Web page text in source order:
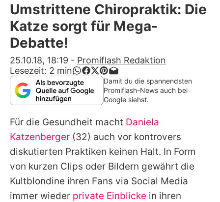
Alle Themen auf Promiflash
App runterladen
Team
Redaktionelle Richtlinien
Impressum
Datenschutzerklärung
Nutzungsbedingungen
Utiq verwalten
Umstrittene Chiropraktik: Die
Katze sorgt für Mega-
Debatte!
25.10.18, 18:19 - Promiflash Redaktion
Lesezeit: 2 min
Damit du die spannendsten
Promiflash-News auch bei
Google siehst.
Für die Gesundheit macht Daniela
Katzenberger (32) auch vor kontrovers
diskutierten Praktiken keinen Halt. In Form
von kurzen Clips oder Bildern gewährt die
Kultblondine ihren Fans via Social Media
immer wieder private Einblicke in ihren